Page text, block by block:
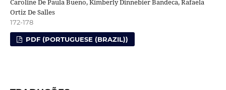
Caroline De Paula Bueno, Kimberly Dinnebier Bandeca, Rafaela
Ortiz De Salles
172-178
PDF (PORTUGUESE (BRAZIL))